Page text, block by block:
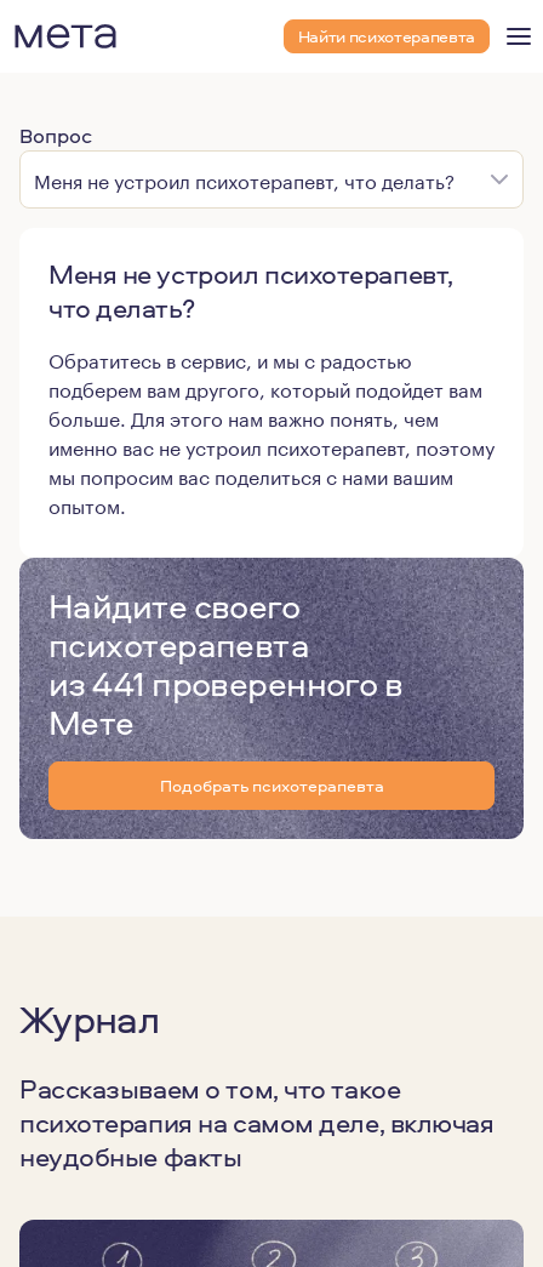
Найти психотерапевта
Вопрос
Меня не устроил психотерапевт, что делать?
Меня не устроил психотерапевт,
что делать?
Обратитесь в сервис, и мы с радостью
подберем вам другого, который подойдет вам
больше. Для этого нам важно понять, чем
именно вас не устроил психотерапевт, поэтому
мы попросим вас поделиться с нами вашим
опытом.
Найдите своего
психотерапевта
из 441 проверенного в
Мете
Подобрать психотерапевта
Журнал
Рассказываем о том, что такое
психотерапия на самом деле, включая
неудобные факты